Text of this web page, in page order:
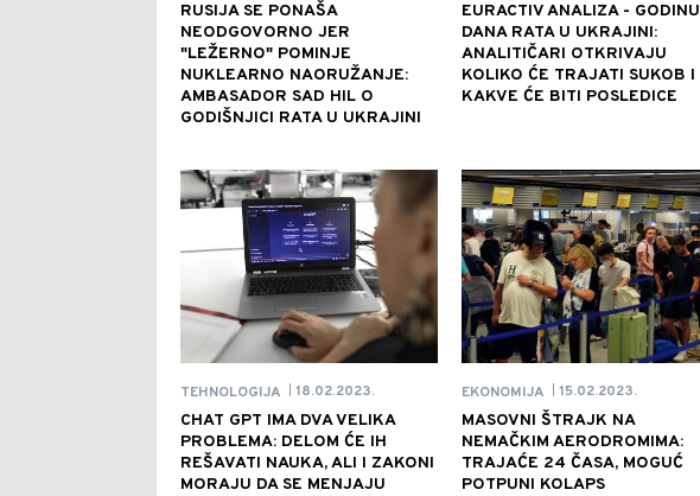
RUSIJA SE PONAŠA
NEODGOVORNO JER
"LEŽERNO" POMINJE
NUKLEARNO NAORUŽANJE:
AMBASADOR SAD HIL O
GODIŠNJICI RATA U UKRAJINI
EURACTIV ANALIZA - GODINU
DANA RATA U UKRAJINI:
ANALITIČARI OTKRIVAJU
KOLIKO ĆE TRAJATI SUKOB I
KAKVE ĆE BITI POSLEDICE
TEHNOLOGIJA 18.02.2023.
CHAT GPT IMA DVA VELIKA
PROBLEMA: DELOM ĆE IH
REŠAVATI NAUKA, ALI I ZAKONI
MORAJU DA SE MENJAJU
EKONOMIJA 15.02.2023.
MASOVNI ŠTRAJK NA
NEMAČKIM AERODROMIMA:
TRAJAĆE 24 ČASA, MOGUĆ
POTPUNI KOLAPS